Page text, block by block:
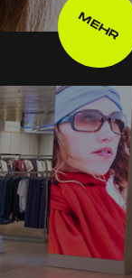
MEHR